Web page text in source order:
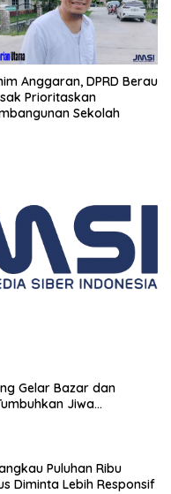
Anggaran, DPRD Berau
Prioritaskan
Sekolah
Gelar Bazar dan
Jiwa
Puluhan Ribu
Diminta Lebih Responsif